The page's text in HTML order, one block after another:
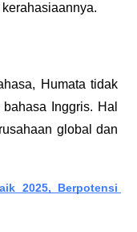
Humata tidak
Inggris. Hal
global dan
2025, Berpotensi